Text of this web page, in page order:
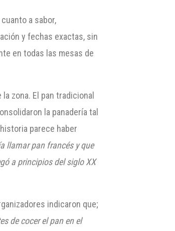
a sabor,
y fechas exactas, sin
en todas las mesas de
zona. El pan tradicional
la panadería tal
parece haber
llamar pan francés y que
a principios del siglo XX
indicaron que;
de cocer el pan en el